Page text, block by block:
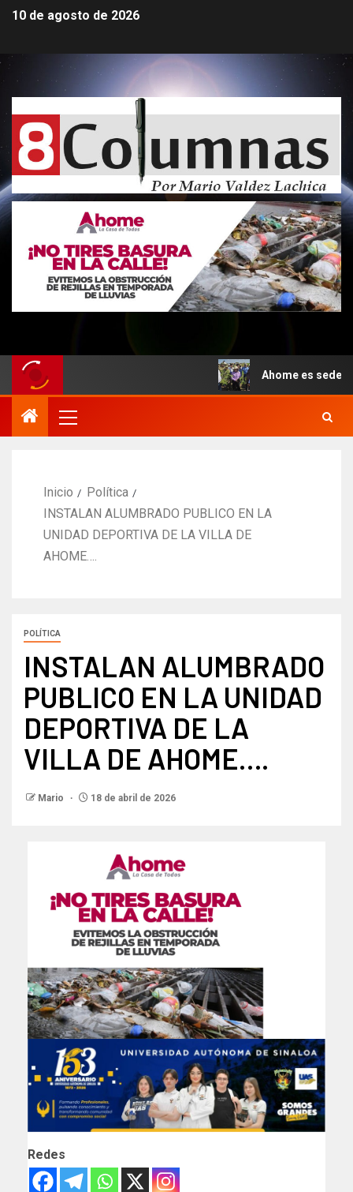
10 de agosto de 2026
Ahome es sede del
Inicio
Política
INSTALAN ALUMBRADO PUBLICO EN LA
UNIDAD DEPORTIVA DE LA VILLA DE
AHOME….
POLÍTICA
INSTALAN ALUMBRADO
PUBLICO EN LA UNIDAD
DEPORTIVA DE LA
VILLA DE AHOME….
Mario 18 de abril de 2026
Redes